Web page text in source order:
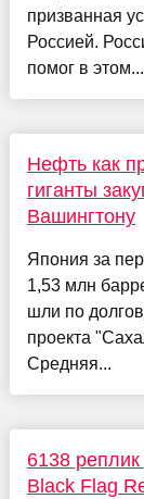
призванная
Россией.
помог в этом...
Нефть как
гиганты
Вашингтону
Япония за
1,53 млн
шли по
проекта
Средняя...
6138
Black Flag